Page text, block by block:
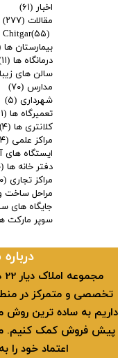
اخبار (۶۱)
مقالات (۲۷۷)
Chitgar(۵۵)
بیمارستان ها
درمانگاه ها (۱۱)
سالن های
مدارس (۷۰)
شهرداری (۵)
تعمیرگاه ها (۶۱)
کلانتری ها (۴)
مراکز علمی (۴)
ایستگاه های
دفتر خانه ها (۱۰)
مراکز تجاری (۱۰)
مراحل ساخت
جایگاه های
سوپر مارکت
داریم به ساده ترین روش
پیش فروش کمک کنیم.
اعتماد خود